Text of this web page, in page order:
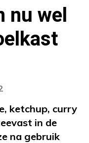
nu wel
ketchup, curry
in de
na gebruik